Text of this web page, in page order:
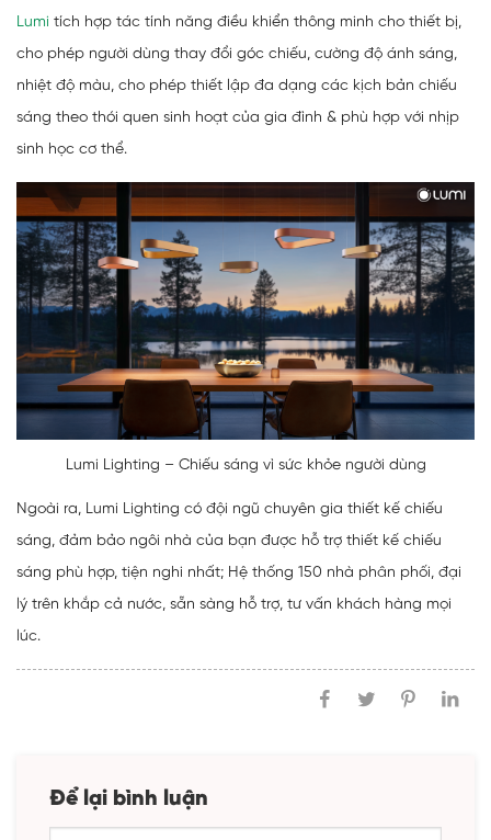
Lumi tích hợp tác tính năng điều khiển thông minh cho thiết bị,
cho phép người dùng thay đổi góc chiếu, cường độ ánh sáng,
nhiệt độ màu, cho phép thiết lập đa dạng các kịch bản chiếu
sáng theo thói quen sinh hoạt của gia đình & phù hợp với nhịp
sinh học cơ thể.
Lumi Lighting – Chiếu sáng vì sức khỏe người dùng
Ngoài ra, Lumi Lighting có đội ngũ chuyên gia thiết kế chiếu
sáng, đảm bảo ngôi nhà của bạn được hỗ trợ thiết kế chiếu
sáng phù hợp, tiện nghi nhất; Hệ thống 150 nhà phân phối, đại
lý trên khắp cả nước, sẵn sàng hỗ trợ, tư vấn khách hàng mọi
lúc.
Để lại bình luận